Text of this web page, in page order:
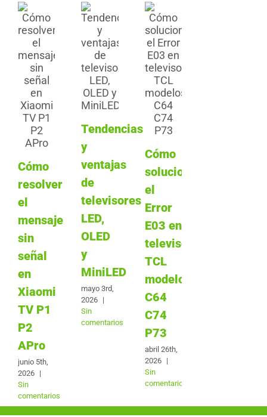
Cómo
resolver
el
mensaje
sin
señal
en
Xiaomi
TV P1
P2
APro
junio 5th,
2026 |
Sin
comentarios
Tendencias
y
ventajas
de
televisores
LED,
OLED
y
MiniLED
mayo 3rd,
2026 |
Sin
comentarios
Cómo
solucionar
el
Error
E03 en
televisores
TCL
modelos
C64
C74
P73
abril 26th,
2026
|
Sin
comentarios